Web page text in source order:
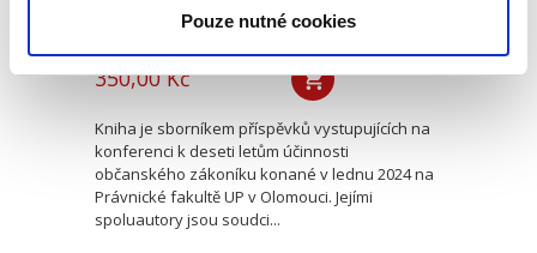
Pouze nutné cookies
Renáta Šínová,
350,00 Kč
Kniha je sborníkem příspěvků vystupujících na
konferenci k deseti letům účinnosti
občanského zákoníku konané v lednu 2024 na
Právnické fakultě UP v Olomouci. Jejími
spoluautory jsou soudci...